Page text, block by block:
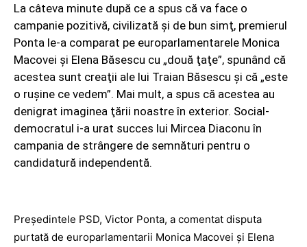
La câteva minute după ce a spus că va face o
campanie pozitivă, civilizată şi de bun simţ, premierul
Ponta le-a comparat pe europarlamentarele Monica
Macovei şi Elena Băsescu cu „două ţaţe”, spunând că
acestea sunt creaţii ale lui Traian Băsescu şi că „este
o ruşine ce vedem”. Mai mult, a spus că acestea au
denigrat imaginea ţării noastre în exterior. Social-
democratul i-a urat succes lui Mircea Diaconu în
campania de strângere de semnături pentru o
candidatură independentă.
Preşedintele PSD, Victor Ponta, a comentat disputa
purtată de europarlamentarii Monica Macovei şi Elena